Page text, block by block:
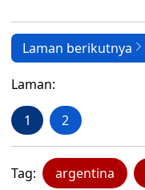
Laman berikutnya
Laman:
1 2
Tag: argentina